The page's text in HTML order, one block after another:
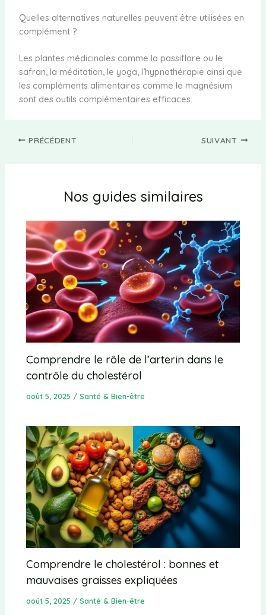
Quelles alternatives naturelles peuvent être utilisées en
complément ?
Les plantes médicinales comme la passiflore ou le
safran, la méditation, le yoga, l’hypnothérapie ainsi que
les compléments alimentaires comme le magnésium
sont des outils complémentaires efficaces.
PRÉCÉDENT SUIVANT
Nos guides similaires
Comprendre le rôle de l’arterin dans le
contrôle du cholestérol
août 5, 2025 /Santé & Bien-être
Comprendre le cholestérol : bonnes et
mauvaises graisses expliquées
août 5, 2025 /Santé & Bien-être